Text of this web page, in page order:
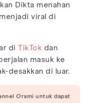
Dikta menahan
viral di
di TikTok dan
masuk ke
desakkan di luar.
Orami untuk dapat